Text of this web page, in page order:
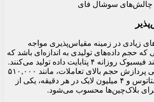
چالش‌های سوشال فای
زیادی در زمینه مقیاس‌پذیری مواجه
که حجم داده‌های تولیدی به اندازه‌ای باشد که
پلتفرم‌های بزرگ مانند فیسبوک روزانه ۴ پتابایت داده تولید می‌کنند.
در این مقیاس، توانایی پردازش حجم بالای تعاملات، مانند ۵۱۰,۰۰۰
کامنت، ۲۹۳,۰۰۰ استاتوس و ۴ میلیون لایک در هر دقیقه، یکی از
بلاک‌چین‌ها محسوب می‌شود.